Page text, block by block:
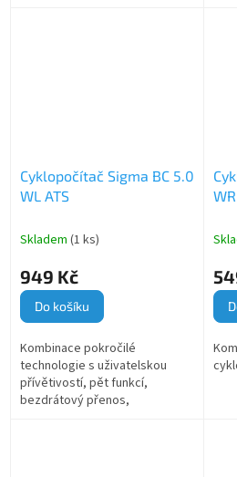
Cyklopočítač Sigma BC 5.0
WL ATS
Skladem (1 ks)
949 Kč
Do košíku
Kombinace pokročilé
technologie s uživatelskou
přívětivostí, pět funkcí,
bezdrátový přenos,
WR